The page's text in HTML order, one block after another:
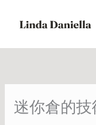
迷你倉的